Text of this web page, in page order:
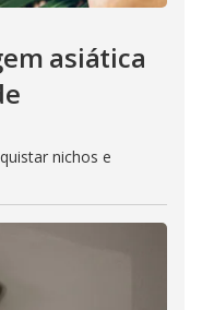
asiática
nichos e